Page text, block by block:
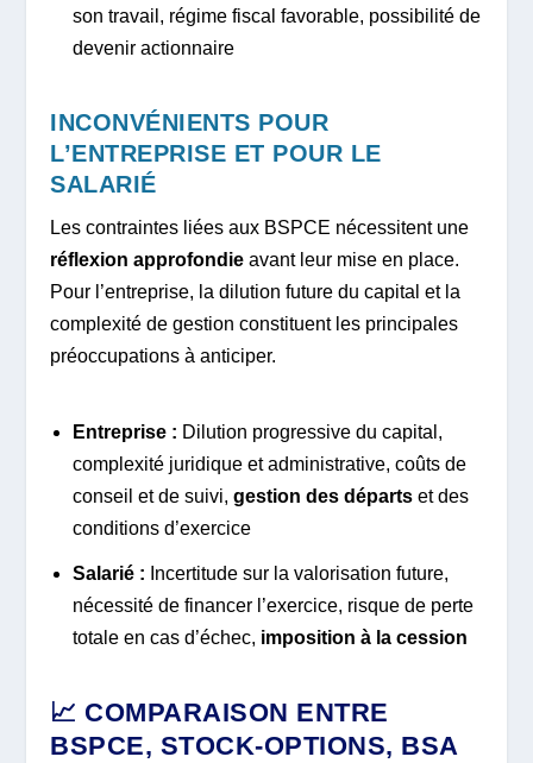
son travail, régime fiscal favorable, possibilité de
devenir actionnaire
INCONVÉNIENTS POUR
L’ENTREPRISE ET POUR LE
SALARIÉ
Les contraintes liées aux BSPCE nécessitent une
réflexion approfondie avant leur mise en place.
Pour l’entreprise, la dilution future du capital et la
complexité de gestion constituent les principales
préoccupations à anticiper.
Entreprise : Dilution progressive du capital,
complexité juridique et administrative, coûts de
conseil et de suivi, gestion des départset des
conditions d’exercice
Salarié : Incertitude sur la valorisation future,
nécessité de financer l’exercice, risque de perte
totale en cas d’échec, imposition à la cession
📈 COMPARAISON ENTRE
BSPCE, STOCK-OPTIONS, BSA